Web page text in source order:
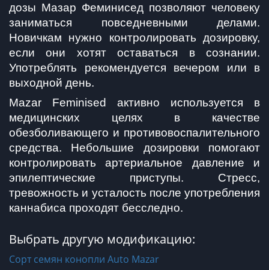
дозы Мазар Феминисед позволяют человеку
заниматься повседневными делами.
Новичкам нужно контролировать дозировку,
если они хотят оставаться в сознании.
Употреблять рекомендуется вечером или в
выходной день.
Mazar Feminised активно используется в
медицинских целях в качестве
обезболивающего и противовоспалительного
средства. Небольшие дозировки помогают
контролировать артериальное давление и
эпилептические приступы. Стресс,
тревожность и усталость после употребления
каннабиса проходят бесследно.
Выбрать другую модификацию:
Сорт семян конопли Auto Mazar